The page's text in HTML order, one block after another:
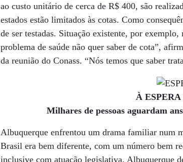
ao custo unitário de cerca de R$ 400, são
estados estão limitados às cotas. Como
de ser testadas. Situação existente, por
problema de saúde não quer saber de cota”,
da reunião do Conass. “Nós temos que saber
À
Milhares de pessoas aguardam
Albuquerque enfrentou um drama familiar num
Brasil era bem diferente, com um número bem
inclusive com atuação legislativa. Albuquerque